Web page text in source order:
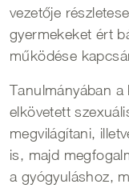
vezetője
gyermekeket ért
működése
Tanulmányában a
elkövetett
megvilágítani,
is, majd
a gyógyuláshoz,